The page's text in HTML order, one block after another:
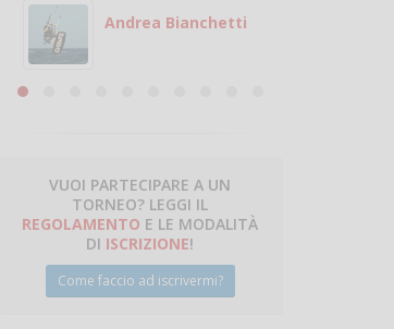
Andrea Bianchetti
VUOI PARTECIPARE A UN
TORNEO? LEGGI IL
REGOLAMENTO E LE MODALITÀ
DI ISCRIZIONE!
Come faccio ad iscrivermi?